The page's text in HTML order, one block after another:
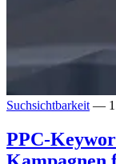
Suchsichtbarkeit — 1.
PPC-